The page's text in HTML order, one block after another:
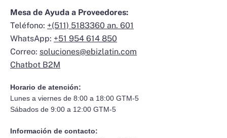
Mesa de Ayuda a Proveedores:
Teléfono: +(511) 5183360 an. 601
WhatsApp: +51 954 614 850
Correo: soluciones@ebizlatin.com
Chatbot B2M
Horario de atención:
Lunes a viernes de 8:00 a 18:00 GTM-5
Sábados de 9:00 a 12:00 GTM-5
Información de contacto: